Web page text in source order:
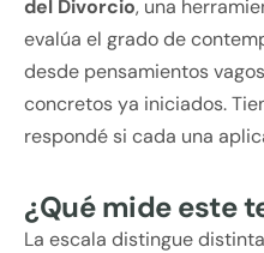
del Divorcio, una
evalúa el grado de
desde pensamientos
concretos ya iniciados.
respondé si cada una
¿Qué mide este
La escala distingue